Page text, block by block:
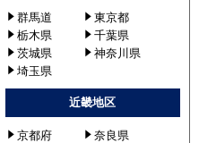
群馬道
東京都
栃木県
千葉県
茨城県
神奈川県
埼玉県
近畿地区
京都府
奈良県